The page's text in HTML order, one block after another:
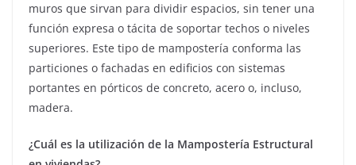
muros que sirvan para dividir espacios, sin tener una
función expresa o tácita de soportar techos o niveles
superiores. Este tipo de mampostería conforma las
particiones o fachadas en edificios con sistemas
portantes en pórticos de concreto, acero o, incluso,
madera.
¿Cuál es la utilización de la Mampostería Estructural